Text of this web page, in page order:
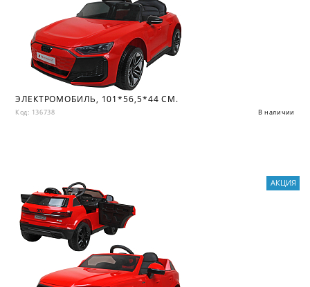
ЭЛЕКТРОМОБИЛЬ, 101*56,5*44 СМ.
Код: 136738 В наличии
АКЦИЯ